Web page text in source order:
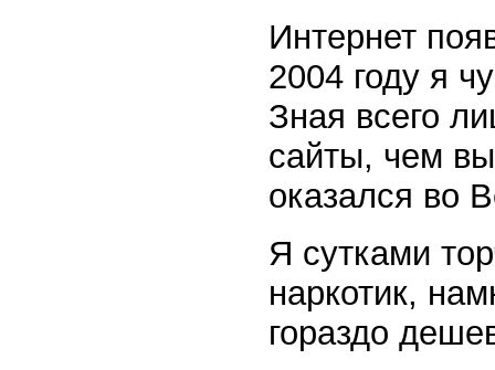
Интернет
2004 году я
Зная всего
сайты, чем
оказался во
Я сутками
наркотик,
гораздо